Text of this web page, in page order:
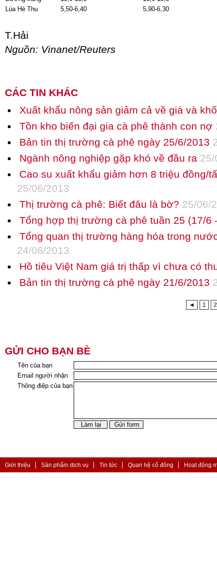
Lúa Hè Thu
5,50-6,40 5,90-6,30
T.Hải
Nguồn: Vinanet/Reuters
CÁC TIN KHÁC
Xuất khẩu nông sản giảm cả về giá và
Tồn kho biến đại gia cà phê thành con nợ
Bản tin thị trường cà phê ngày 25/6/2013
Ngành nông nghiệp gặp khó về đầu ra
Cao su xuất khẩu giảm hơn 8 triệu đồng/
25/06/2013
Thị trường cà phê: Biết đâu là bờ? 25/06/
Tổng hợp thị trường cà phê tuần 25 (17/6
Tổng quan thị trường hàng hóa trong
24/06/2013
Hồ tiêu Việt Nam giá trị thấp vì chưa có
Bản tin thị trường cà phê ngày 21/6/2013
◄ 1 2
GỬI CHO BẠN BÈ
Tên của bạn
Email người nhận
Thông điệp của bạn
Giới thiệu Sản phẩm dịch vụ Tin tức Quan hệ cổ đông Hoạt động